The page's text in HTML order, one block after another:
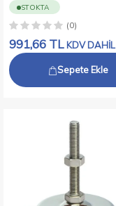
STOKTA
(0)
991,66 TL KDV DAHİL
Sepete Ekle